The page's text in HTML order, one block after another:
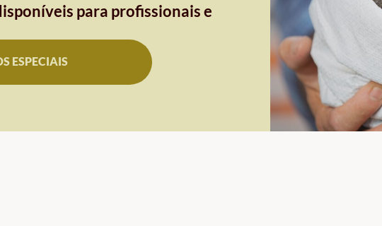
para profissionais e
ESPECIAIS